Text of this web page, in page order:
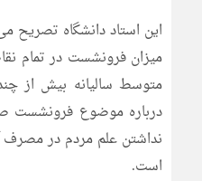
این استاد دانشگاه تصریح
میزان فرونشست در تمام
متوسط سالیانه بیش از
درباره موضوع فرونشست
نداشتن علم مردم در مصرف
است.